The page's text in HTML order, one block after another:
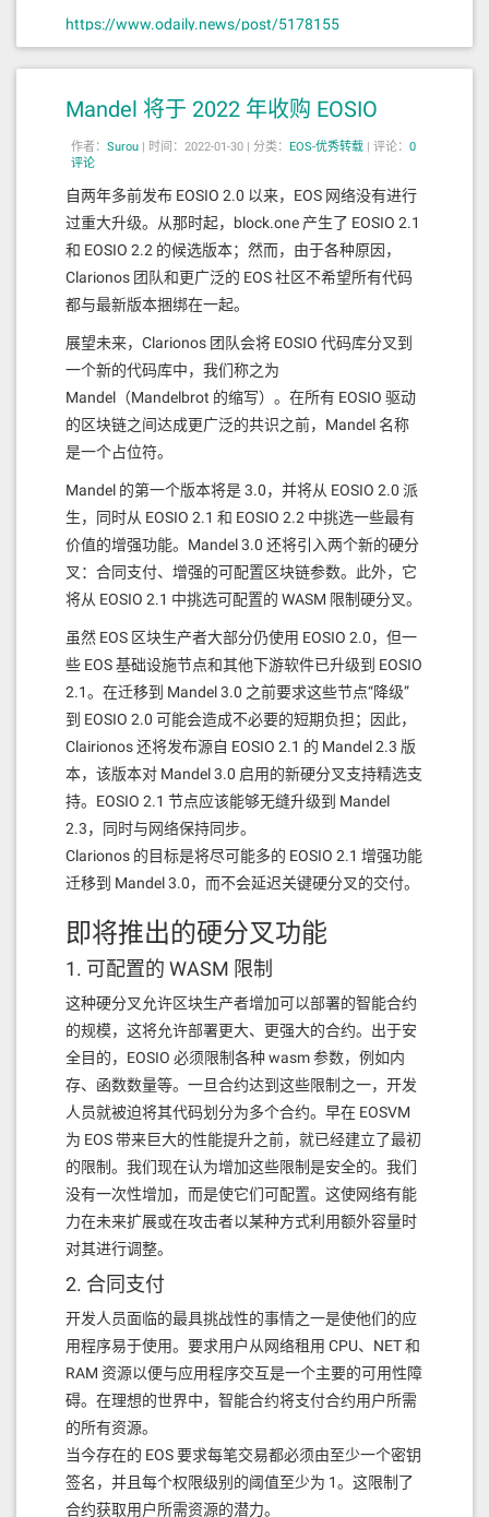
https://www.odaily.news/post/5178155
https://www.odaily.news/post/5178155
Mandel 将于 2022 年收购 EOSIO
作者： Surou | 时间：2022-01-30 | 分类： EOS-优秀转载 | 评论： 0
评论
自两年多前发布 EOSIO 2.0 以来，EOS 网络没有进行
过重大升级。从那时起，block.one 产生了 EOSIO 2.1
和 EOSIO 2.2 的候选版本；然而，由于各种原因，
Clarionos 团队和更广泛的 EOS 社区不希望所有代码
都与最新版本捆绑在一起。
展望未来，Clarionos 团队会将 EOSIO 代码库分叉到
一个新的代码库中，我们称之为
Mandel（Mandelbrot 的缩写）。在所有 EOSIO 驱动
的区块链之间达成更广泛的共识之前，Mandel 名称
是一个占位符。
Mandel 的第一个版本将是 3.0，并将从 EOSIO 2.0 派
生，同时从 EOSIO 2.1 和 EOSIO 2.2 中挑选一些最有
价值的增强功能。Mandel 3.0 还将引入两个新的硬分
叉：合同支付、增强的可配置区块链参数。此外，它
将从 EOSIO 2.1 中挑选可配置的 WASM 限制硬分叉。
虽然 EOS 区块生产者大部分仍使用 EOSIO 2.0，但一
些 EOS 基础设施节点和其他下游软件已升级到 EOSIO
2.1。在迁移到 Mandel 3.0 之前要求这些节点“降级”
到 EOSIO 2.0 可能会造成不必要的短期负担；因此，
Clairionos 还将发布源自 EOSIO 2.1 的 Mandel 2.3 版
本，该版本对 Mandel 3.0 启用的新硬分叉支持精选支
持。EOSIO 2.1 节点应该能够无缝升级到 Mandel
2.3，同时与网络保持同步。
Clarionos 的目标是将尽可能多的 EOSIO 2.1 增强功能
迁移到 Mandel 3.0，而不会延迟关键硬分叉的交付。
即将推出的硬分叉功能
1. 可配置的 WASM 限制
这种硬分叉允许区块生产者增加可以部署的智能合约
的规模，这将允许部署更大、更强大的合约。出于安
全目的，EOSIO 必须限制各种 wasm 参数，例如内
存、函数数量等。一旦合约达到这些限制之一，开发
人员就被迫将其代码划分为多个合约。早在 EOSVM
为 EOS 带来巨大的性能提升之前，就已经建立了最初
的限制。我们现在认为增加这些限制是安全的。我们
没有一次性增加，而是使它们可配置。这使网络有能
力在未来扩展或在攻击者以某种方式利用额外容量时
对其进行调整。
2. 合同支付
开发人员面临的最具挑战性的事情之一是使他们的应
用程序易于使用。要求用户从网络租用 CPU、NET 和
RAM 资源以便与应用程序交互是一个主要的可用性障
碍。在理想的世界中，智能合约将支付合约用户所需
的所有资源。
当今存在的 EOS 要求每笔交易都必须由至少一个密钥
签名，并且每个权限级别的阈值至少为 1。这限制了
合约获取用户所需资源的潜力。